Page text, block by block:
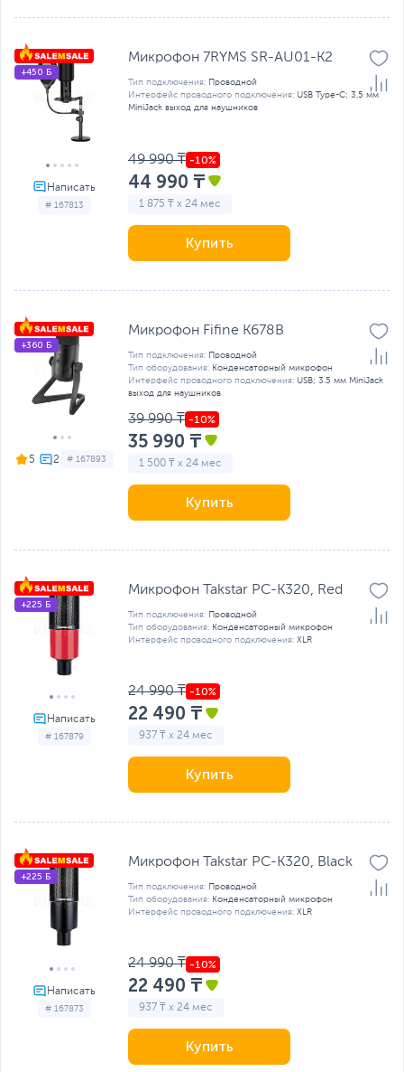
# 167813
+450 Б
Микрофон 7RYMS SR-AU01-K2
Тип подключения: Проводной
Интерфейс проводного подключения: USB Type-C; 3.5 мм
MiniJack выход для наушников
49 990 ₸
44 990 ₸
1 875 ₸ x 24 мес
Купить
5 # 167893
+360 Б
Микрофон Fifine K678B
Тип подключения: Проводной
Тип оборудования: Конденсаторный микрофон
Интерфейс проводного подключения: USB; 3.5 мм MiniJack
выход для наушников
39 990 ₸
35 990 ₸
1 500 ₸ x 24 мес
Купить
# 167879
+225 Б
Микрофон Takstar PC-K320, Red
Тип подключения: Проводной
Тип оборудования: Конденсаторный микрофон
Интерфейс проводного подключения: XLR
24 990 ₸
22 490 ₸
937 ₸ x 24 мес
Купить
# 167873
+225 Б
Микрофон Takstar PC-K320, Black
Тип подключения: Проводной
Тип оборудования: Конденсаторный микрофон
Интерфейс проводного подключения: XLR
24 990 ₸
22 490 ₸
937 ₸ x 24 мес
Купить